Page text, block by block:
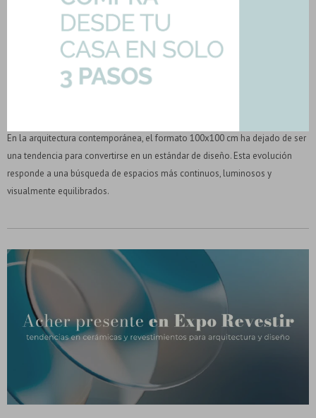
Formato 100x100: Estética XL y vanguardia
española
En la arquitectura contemporánea, el formato 100x100 cm ha dejado de ser
una tendencia para convertirse en un estándar de diseño. Esta evolución
responde a una búsqueda de espacios más continuos, luminosos y
visualmente equilibrados.